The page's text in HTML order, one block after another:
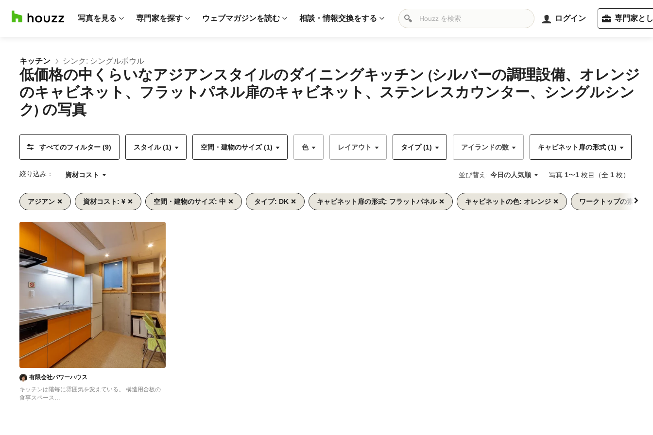
写真を見る 専門家を探す ウェブマガジンを読む 相談・情報交換をする ログイン 専門家と
キッチン シンク: シングルボウル
低価格の中くらいなアジアンスタイルのダイニングキッチン (シルバーの調理設備、オレンジ
のキャビネット、フラットパネル扉のキャビネット、ステンレスカウンター、シングルシン
ク) の写真
すべてのフィルター (9) スタイル (1) 空間・建物のサイズ (1) 色 レイアウト タイプ (1) アイランドの数 キャビネット扉の形式 (1)
絞り込み： 資材コスト 並び替え: 今日の人気順 写真 1〜1 枚目（全 1 枚）
アジアン 資材コスト: ¥ 空間・建物のサイズ: 中 タイプ: DK キャビネット扉の形式: フラットパネル キャビネットの色: オレンジ
ワークトップの素材:
へ
へ
有限会社パワーハウス
キッチンは階毎に雰囲気を変えている。 構造用合板の
食事スペース